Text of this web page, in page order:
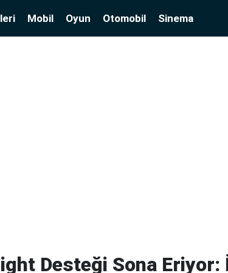
Mobil Oyun Otomobil Sinema
Desteği Sona Eriyor: